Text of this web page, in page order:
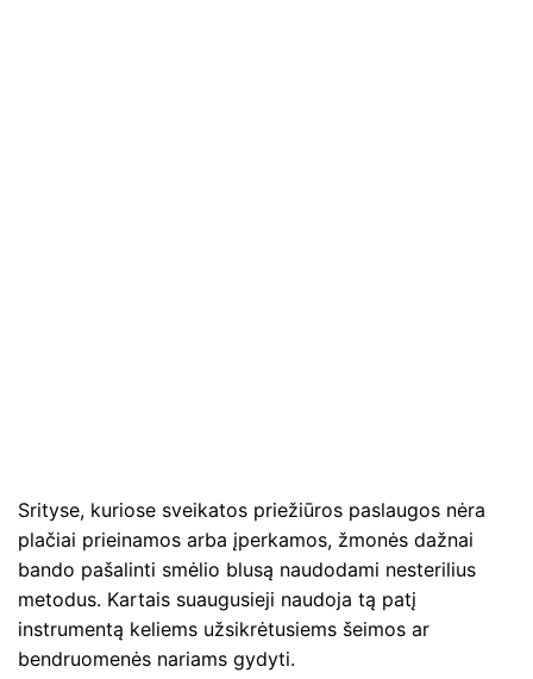
Srityse, kuriose sveikatos priežiūros paslaugos nėra
plačiai prieinamos arba įperkamos, žmonės dažnai
bando pašalinti smėlio blusą naudodami nesterilius
metodus. Kartais suaugusieji naudoja tą patį
instrumentą keliems užsikrėtusiems šeimos ar
bendruomenės nariams gydyti.